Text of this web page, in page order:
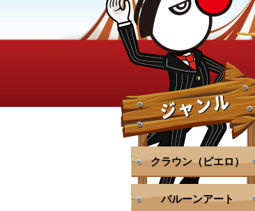
クラウン（ピエロ）
バルーンアート